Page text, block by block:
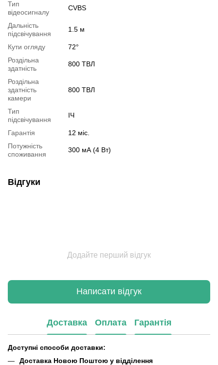
Тип
відеосигналу
CVBS
Дальність
підсвічування
1.5 м
Кути огляду
72°
Роздільна
здатність
800 ТВЛ
Роздільна
здатність
камери
800 ТВЛ
Тип
підсвічування
ІЧ
Гарантія
12 міс.
Потужність
споживання
300 мА (4 Вт)
Відгуки
Додайте перший відгук
Написати відгук
Доставка Оплата Гарантія
Доступні способи доставки:
Доставка Новою Поштою у відділення